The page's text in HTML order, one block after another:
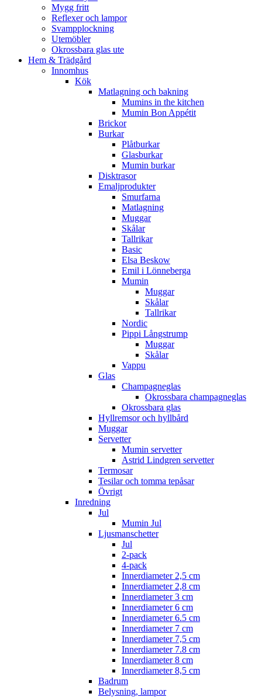
Mygg fritt
Reflexer och lampor
Svampplockning
Utemöbler
Okrossbara glas ute
Hem & Trädgård
Innomhus
Kök
Matlagning och bakning
Mumins in the kitchen
Mumin Bon Appétit
Brickor
Burkar
Plåtburkar
Glasburkar
Mumin burkar
Disktrasor
Emaljprodukter
Smurfarna
Matlagning
Muggar
Skålar
Tallrikar
Basic
Elsa Beskow
Emil i Lönneberga
Mumin
Muggar
Skålar
Tallrikar
Nordic
Pippi Långstrump
Muggar
Skålar
Vappu
Glas
Champagneglas
Okrossbara champagneglas
Okrossbara glas
Hyllremsor och hyllbård
Muggar
Servetter
Mumin servetter
Astrid Lindgren servetter
Termosar
Tesilar och tomma tepåsar
Övrigt
Inredning
Jul
Mumin Jul
Ljusmanschetter
Jul
2-pack
4-pack
Innerdiameter 2,5 cm
Innerdiameter 2,8 cm
Innerdiameter 3 cm
Innerdiameter 6 cm
Innerdiameter 6.5 cm
Innerdiameter 7 cm
Innerdiameter 7,5 cm
Innerdiameter 7.8 cm
Innerdiameter 8 cm
Innerdiameter 8,5 cm
Badrum
Belysning, lampor